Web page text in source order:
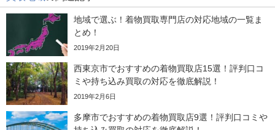
地域で選ぶ！着物買取専門店の対応地域の一覧ま
とめ！
2019年2月20日
西東京市でおすすめの着物買取店15選！評判口コ
ミや持ち込み買取の対応を徹底解説！
2019年2月6日
多摩市でおすすめの着物買取店9選！評判口コミや